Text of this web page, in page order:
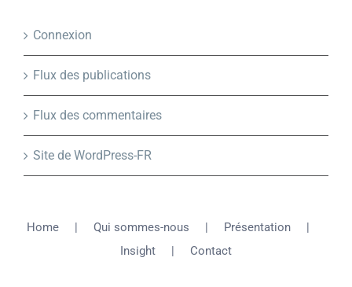
Connexion
Flux des publications
Flux des commentaires
Site de WordPress-FR
Home Qui sommes-nous
Présentation
Insight
Contact